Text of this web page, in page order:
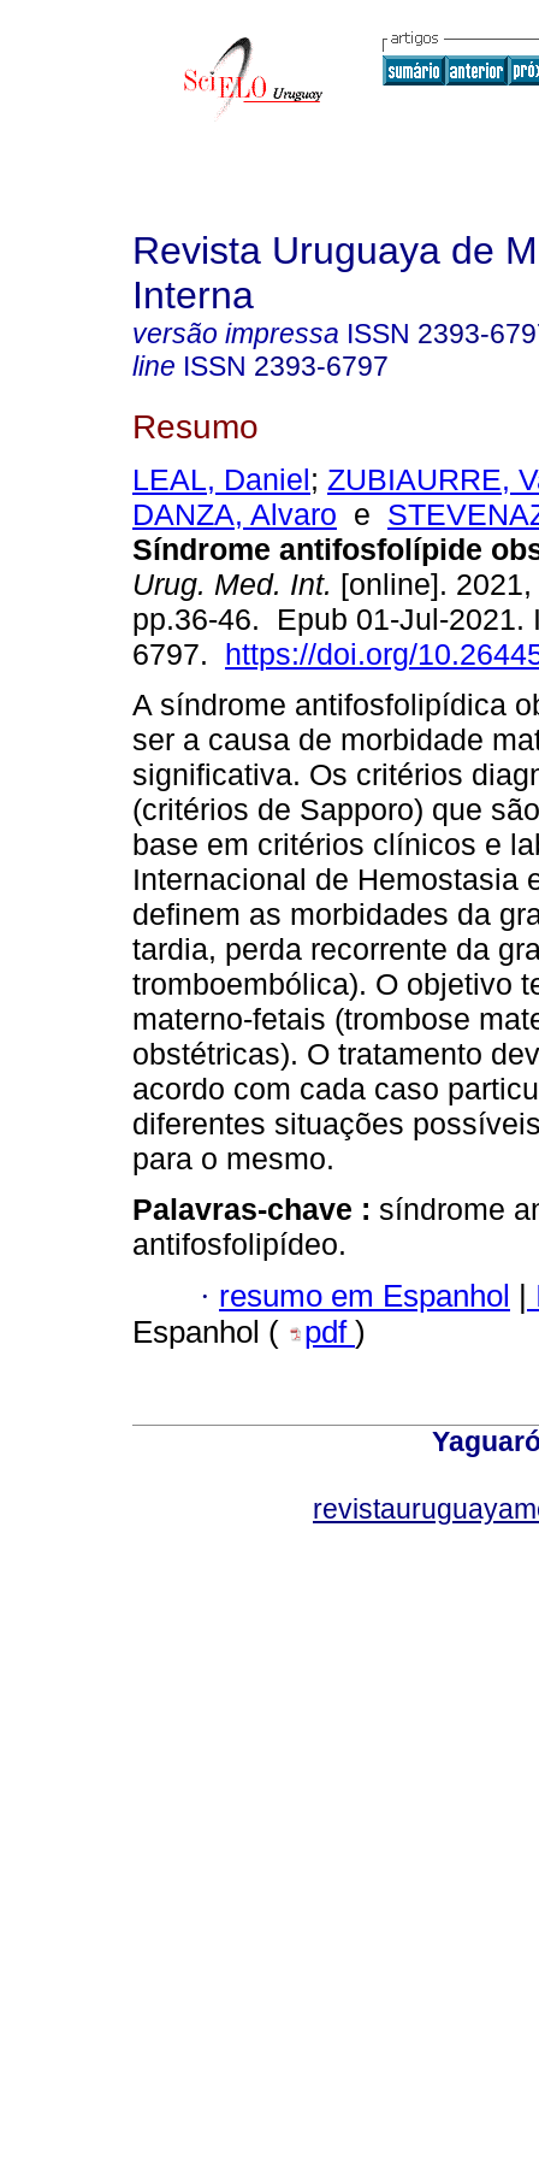
Revista Uruguaya de
Interna
versão impressa ISSN 2393-
line ISSN 2393-6797
Resumo
LEAL, Daniel; ZUBIAURRE,
DANZA, Alvaro e
Síndrome antifosfolípide
Urug. Med. Int. [online].
pp.36-46. Epub 01-Jul-2021.
6797. https://doi.org/
A síndrome antifosfolipídica
ser a causa de morbidade
significativa. Os critérios
(critérios de Sapporo) que
base em critérios clínicos e
Internacional de Hemostasia
definem as morbidades da
tardia, perda recorrente da
tromboembólica). O objetivo
materno-fetais (trombose
obstétricas). O tratamento
acordo com cada caso
diferentes situações
para o mesmo.
Palavras-chave : síndrome
antifosfolipídeo.
· resumo em Espanhol |
Espanhol (
pdf )